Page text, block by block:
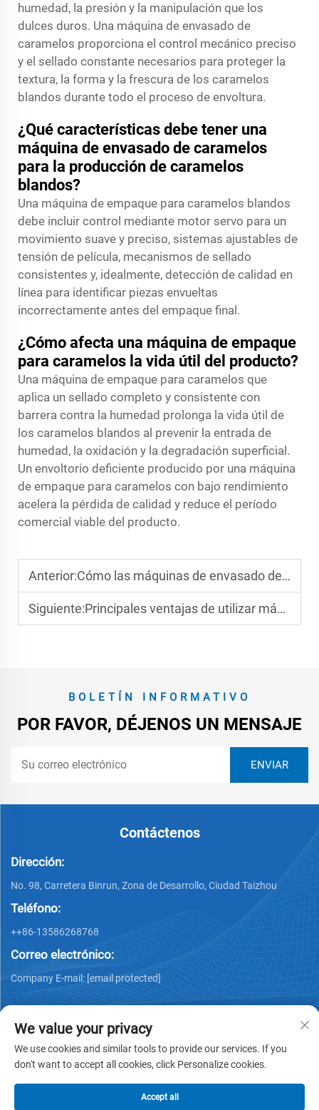
humedad, la presión y la manipulación que los
dulces duros. Una máquina de envasado de
caramelos proporciona el control mecánico preciso
y el sellado constante necesarios para proteger la
textura, la forma y la frescura de los caramelos
blandos durante todo el proceso de envoltura.
¿Qué características debe tener una
máquina de envasado de caramelos
para la producción de caramelos
blandos?
Una máquina de empaque para caramelos blandos
debe incluir control mediante motor servo para un
movimiento suave y preciso, sistemas ajustables de
tensión de película, mecanismos de sellado
consistentes y, idealmente, detección de calidad en
línea para identificar piezas envueltas
incorrectamente antes del empaque final.
¿Cómo afecta una máquina de empaque
para caramelos la vida útil del producto?
Una máquina de empaque para caramelos que
aplica un sellado completo y consistente con
barrera contra la humedad prolonga la vida útil de
los caramelos blandos al prevenir la entrada de
humedad, la oxidación y la degradación superficial.
Un envoltorio deficiente producido por una máquina
de empaque para caramelos con bajo rendimiento
acelera la pérdida de calidad y reduce el período
comercial viable del producto.
Anterior:Cómo las máquinas de envasado de caramelos gomosos permiten opciones de envasado personalizables
Siguiente:Principales ventajas de utilizar máquinas automáticas de empaque en flujo en las fábricas
BOLETÍN INFORMATIVO
POR FAVOR, DÉJENOS UN MENSAJE
Contáctenos
Dirección:
No. 98, Carretera Binrun, Zona de Desarrollo, Ciudad Taizhou
Teléfono:
++86-13586268768
Correo electrónico:
Company E-mail: [email protected]
Technology (Taizhou) Co., Ltd -
Política de privacidad
We value your privacy
We use cookies and similar tools to provide our services. If you
don't want to accept all cookies, click Personalize cookies.
Accept all